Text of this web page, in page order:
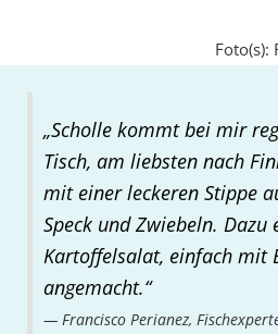
Foto(s):
„Scholle kommt bei mir
Tisch, am liebsten nach
mit einer leckeren Stippe
Speck und Zwiebeln. Dazu
Kartoffelsalat, einfach mit
angemacht.“
Francisco Perianez,